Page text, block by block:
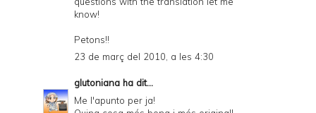
know!
Petons!!
23 de març del 2010, a les 4:30
glutoniana ha dit...
Me l'apunto per ja!